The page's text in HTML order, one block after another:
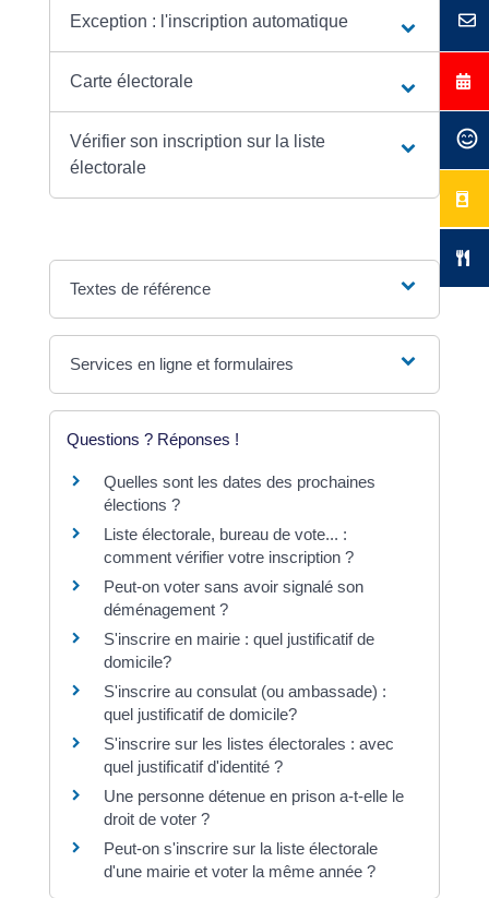
Exception : l'inscription automatique
Carte électorale
Vérifier son inscription sur la liste
électorale
Textes de référence
Services en ligne et formulaires
Questions ? Réponses !
Quelles sont les dates des prochaines
élections ?
Liste électorale, bureau de vote... :
comment vérifier votre inscription ?
Peut-on voter sans avoir signalé son
déménagement ?
S'inscrire en mairie : quel justificatif de
domicile?
S'inscrire au consulat (ou ambassade) :
quel justificatif de domicile?
S'inscrire sur les listes électorales : avec
quel justificatif d'identité ?
Une personne détenue en prison a-t-elle le
droit de voter ?
Peut-on s'inscrire sur la liste électorale
d'une mairie et voter la même année ?